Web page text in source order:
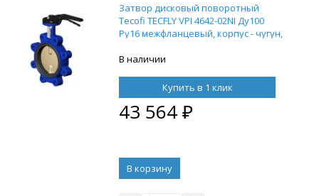
Затвор дисковый поворотный
Tecofi TECFLY VPI 4642-02NI Ду100
Ру16 межфланцевый, корпус - чугун,
уплотнение - NBR, с рукояткой
В наличии
Купить в 1 клик
43 564₽
В корзину